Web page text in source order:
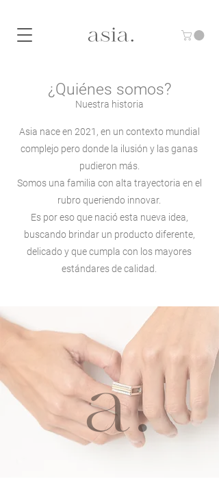
¿Quiénes somos?
Nuestra historia
Asia nace en 2021, en un contexto mundial
complejo pero donde la ilusión y las ganas
pudieron más.
Somos una familia con alta trayectoria en el
rubro queriendo innovar.
Es por eso que nació esta nueva idea,
buscando brindar un producto diferente,
delicado y que cumpla con los mayores
estándares de calidad.